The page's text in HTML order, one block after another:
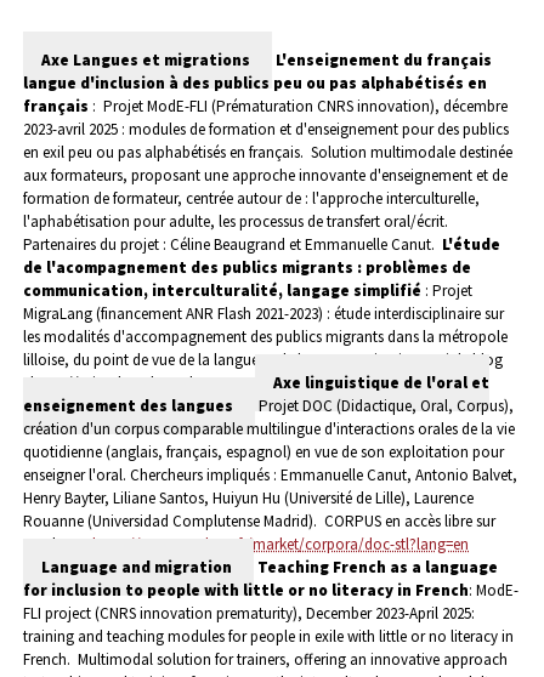
Axe Langues et migrations
L'enseignement du français
langue d'inclusion à des publics peu ou pas alphabétisés en
français : Projet ModE-FLI (Prématuration CNRS innovation), décembre
2023-avril 2025 : modules de formation et d'enseignement pour des publics
en exil peu ou pas alphabétisés en français. Solution multimodale destinée
aux formateurs, proposant une approche innovante d'enseignement et de
formation de formateur, centrée autour de : l'approche interculturelle,
l'aphabétisation pour adulte, les processus de transfert oral/écrit.
Partenaires du projet : Céline Beaugrand et Emmanuelle Canut. L'étude
de l'acompagnement des publics migrants : problèmes de
communication, interculturalité, langage simplifié : Projet
MigraLang (financement ANR Flash 2021-2023) : étude interdisciplinaire sur
les modalités d'accompagnement des publics migrants dans la métropole
lilloise, du point de vue de la langue et de la communication. Voir le blog
: https://migralang.hypotheses.org
Axe linguistique de l'oral et
enseignement des langues
Projet DOC (Didactique, Oral, Corpus),
création d'un corpus comparable multilingue d'interactions orales de la vie
quotidienne (anglais, français, espagnol) en vue de son exploitation pour
enseigner l'oral. Chercheurs impliqués : Emmanuelle Canut, Antonio Balvet,
Henry Bayter, Liliane Santos, Huiyun Hu (Université de Lille), Laurence
Rouanne (Universidad Complutense Madrid). CORPUS en accès libre sur
ortolang : https://www.ortolang.fr/market/corpora/doc-stl?lang=en
Language and migration
Teaching French as a language
for inclusion to people with little or no literacy in French: ModE-
FLI project (CNRS innovation prematurity), December 2023-April 2025:
training and teaching modules for people in exile with little or no literacy in
French. Multimodal solution for trainers, offering an innovative approach